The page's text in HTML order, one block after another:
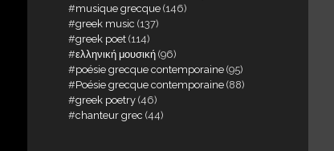
musique grecque (146)
greek music (137)
greek poet (114)
ελληνική μουσική (96)
poésie grecque contemporaine (95)
Poésie grecque contemporaine (88)
greek poetry (46)
chanteur grec (44)